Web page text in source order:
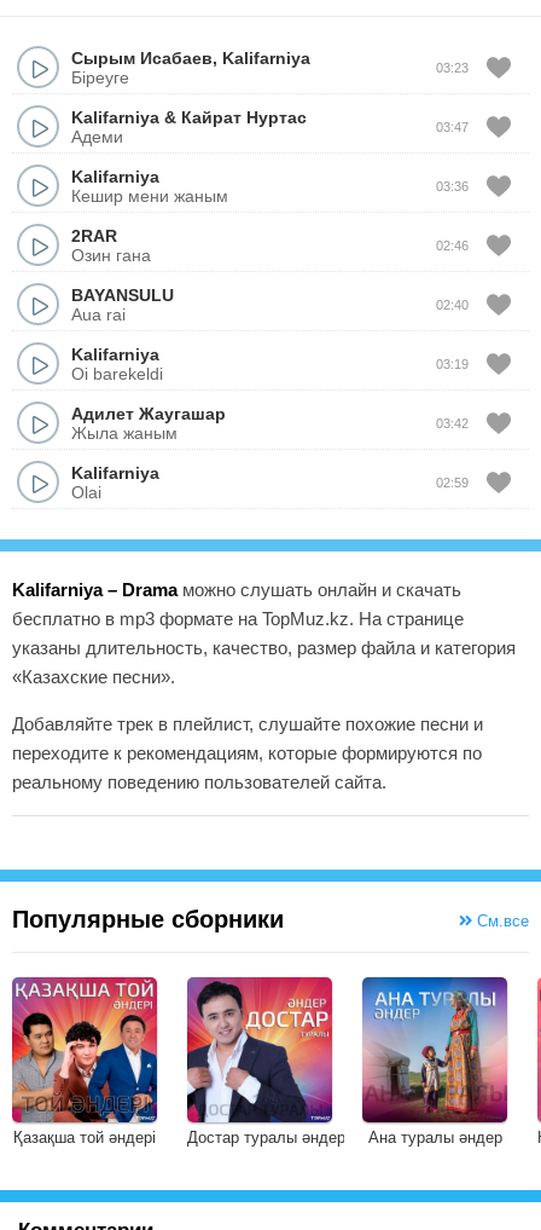
Сырым Исабаев, Kalifarniya
Біреуге
03:23
Kalifarniya & Кайрат Нуртас
Адеми
03:47
Kalifarniya
Кешир мени жаным
03:36
2RAR
Озин гана
02:46
BAYANSULU
Aua rai
02:40
Kalifarniya
Oi barekeldi
03:19
Адилет Жаугашар
Жыла жаным
03:42
Kalifarniya
Olai
02:59
Kalifarniya – Dramaможно слушать онлайн и скачать
бесплатно в mp3 формате на TopMuz.kz. На странице
указаны длительность, качество, размер файла и категория
«Казахские песни».
Добавляйте трек в плейлист, слушайте похожие песни и
переходите к рекомендациям, которые формируются по
реальному поведению пользователей сайта.
Популярные сборники См.все
Қазақша той әндері Достар туралы әндер Ана туралы әндер